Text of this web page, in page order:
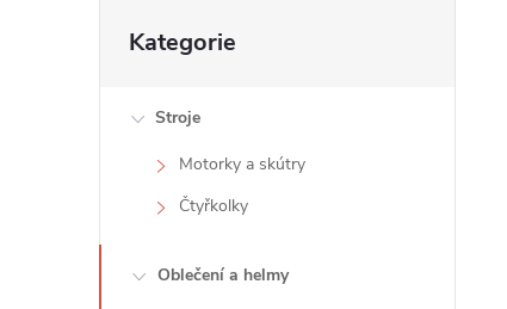
n
kategorie
Kategorie
Stroje
Motorky a skútry
Čtyřkolky
Oblečení a helmy